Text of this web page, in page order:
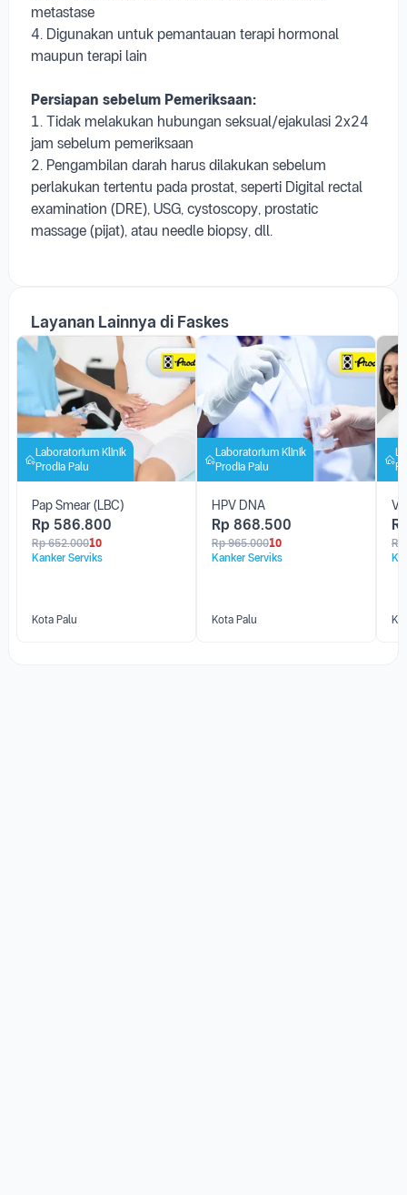
metastase
4. Digunakan untuk pemantauan terapi hormonal
maupun terapi lain
Persiapan sebelum Pemeriksaan:
1. Tidak melakukan hubungan seksual/ejakulasi 2x24
jam sebelum pemeriksaan
2. Pengambilan darah harus dilakukan sebelum
perlakukan tertentu pada prostat, seperti Digital rectal
examination (DRE), USG, cystoscopy, prostatic
massage (pijat), atau needle biopsy, dll.
Layanan Lainnya di Faskes
Laboratorium Klinik
Prodia Palu
Pap Smear (LBC)
Rp 586.800
Rp 652.00010
Kanker Serviks
Kota Palu
Laboratorium Klinik
Prodia Palu
HPV DNA
Rp 868.500
Rp 965.00010
Kanker Serviks
Kota Palu
Rp